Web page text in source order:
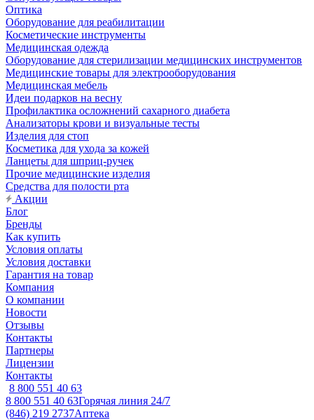
Оптика
Оборудование для реабилитации
Косметические инструменты
Медицинская одежда
Оборудование для стерилизации медицинских инструментов
Медицинские товары для электрооборудования
Медицинская мебель
Идеи подарков на весну
Профилактика осложнений сахарного диабета
Анализаторы крови и визуальные тесты
Изделия для стоп
Косметика для ухода за кожей
Ланцеты для шприц-ручек
Прочие медицинские изделия
Средства для полости рта
Акции
Блог
Бренды
Как купить
Условия оплаты
Условия доставки
Гарантия на товар
Компания
О компании
Новости
Отзывы
Контакты
Партнеры
Лицензии
Контакты
8 800 551 40 63
8 800 551 40 63Горячая линия 24/7
(846) 219 2737Аптека